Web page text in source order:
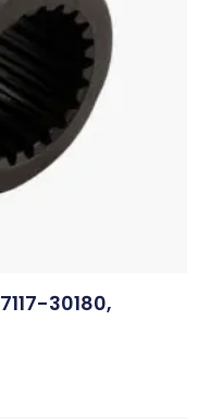
7117-30180,